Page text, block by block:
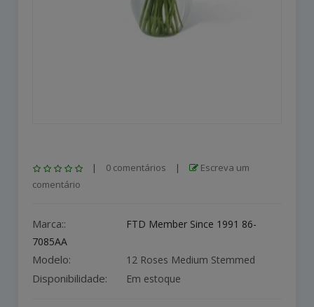
| 0 comentários |
Escreva um
comentário
Marca::
FTD Member Since 1991 86-
7085AA
Modelo: 12 Roses Medium Stemmed
Disponibilidade: Em estoque